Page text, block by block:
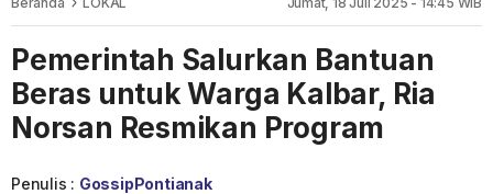
Pemerintah Salurkan Bantuan
Beras untuk Warga Kalbar, Ria
Norsan Resmikan Program
Penulis : GossipPontianak